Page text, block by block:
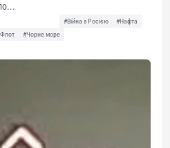
#Війна з Росією
#Нафта
#Чорне море